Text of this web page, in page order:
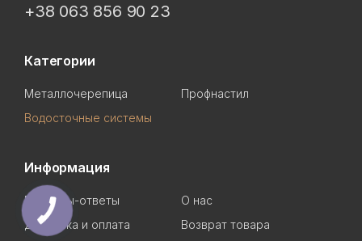
+38 063 856 90 23
Категории
Металлочерепица
Профнастил
Водосточные системы
Информация
Вопросы-ответы
О нас
Доставка и оплата
Возврат товара